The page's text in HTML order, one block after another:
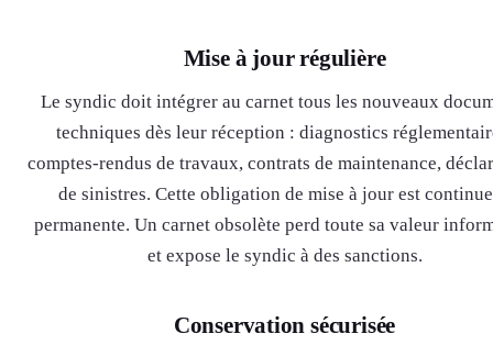
Mise à jour régulière
Le syndic doit intégrer au carnet tous les nouveaux
techniques dès leur réception : diagnostics
comptes-rendus de travaux, contrats de maintenance,
de sinistres. Cette obligation de mise à jour est
permanente. Un carnet obsolète perd toute sa valeur
et expose le syndic à des sanctions.
Conservation sécurisée